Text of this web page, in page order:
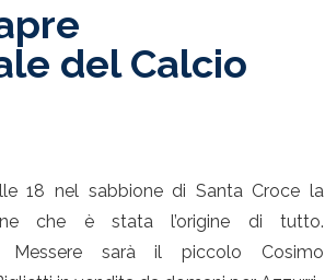
del Calcio
18 nel sabbione di Santa Croce la
che è stata l’origine di tutto.
Messere sarà il piccolo Cosimo